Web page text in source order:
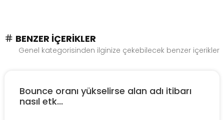
BENZER İÇERIKLER
Genel kategorisinden ilginize çekebilecek benzer içerikler
Bounce oranı yükselirse alan adı itibarı
nasıl etk...